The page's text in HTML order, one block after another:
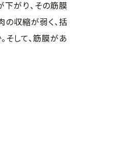
がり、その筋膜
の収縮が弱く、括
そして、筋膜があ